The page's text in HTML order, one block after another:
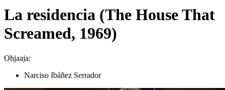
La residencia (The House That
Screamed, 1969)
Ohjaaja:
Narciso Ibáñez Serrador